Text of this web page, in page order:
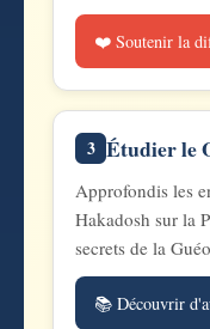
❤️ Soutenir la
3 Étudier le
Approfondis les
Hakadosh sur la
secrets de la
📚 Découvrir